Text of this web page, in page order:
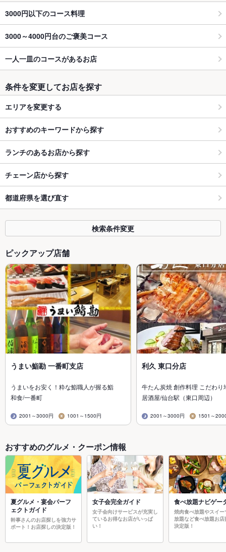
3000円以下のコース料理
3000～4000円台のご褒美コース
一人一皿のコースがあるお店
条件を変更してお店を探す
エリアを変更する
おすすめのキーワードから探す
ランチのあるお店から探す
チェーン店から探す
都道府県を選び直す
検索条件変更
ピックアップ店舗
うまい鮨勘 一番町支店
うまいをお安く！粋な鮨職人が握る鮨
和食/一番町
2001～3000円 1001～1500円
利久 東口分店
牛たん炭焼 創作料理 こだわ
居酒屋/仙台駅（東口周辺）
2001～3000円 1501～
おすすめのグルメ・クーポン情報
夏グルメ・宴会パーフ
ェクトガイド
幹事さんのお店探しを強力サ
ポート！お店探しの決定版！
女子会完全ガイド
女子会向けサービスが充実し
ているお得なお店がいっぱ
い！
食べ放題ナビゲー
焼肉食べ放題やスイー
放題など食べ放題お店
決定版！